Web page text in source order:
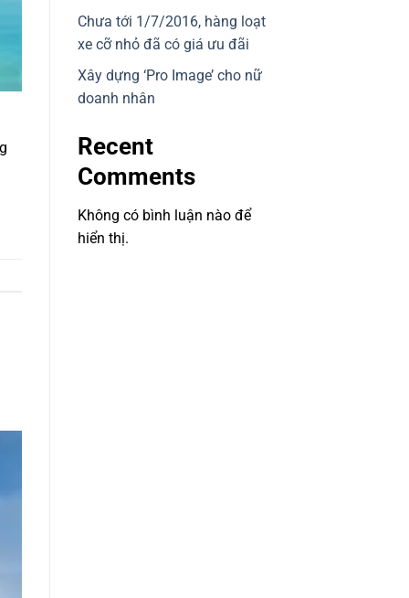
Chưa tới 1/7/2016, hàng loạt
xe cỡ nhỏ đã có giá ưu đãi
Xây dựng ‘Pro Image’ cho nữ
doanh nhân
Recent
Comments
Không có bình luận nào để
hiển thị.